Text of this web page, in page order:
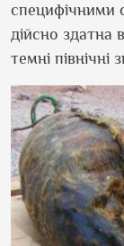
специфічними
дійсно здатна
темні північні